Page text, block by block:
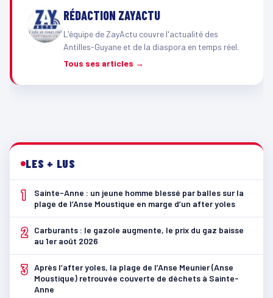
RÉDACTION ZAYACTU
L'équipe de ZayActu couvre l'actualité des
Antilles-Guyane et de la diaspora en temps réel.
Tous ses articles →
LES + LUS
1
Sainte-Anne : un jeune homme blessé par balles sur la
plage de l’Anse Moustique en marge d’un after yoles
2
Carburants : le gazole augmente, le prix du gaz baisse
au 1er août 2026
3 Après l’after yoles, la plage de l’Anse Meunier (Anse
Moustique) retrouvée couverte de déchets à Sainte-
Anne